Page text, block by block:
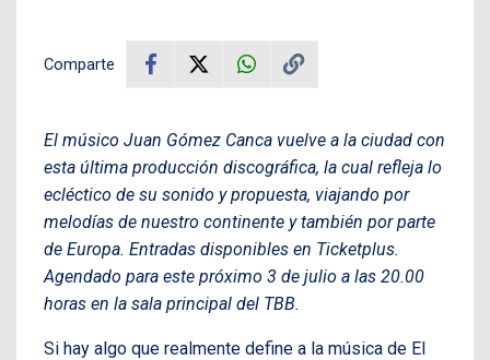
Comparte
El músico Juan Gómez Canca vuelve a la ciudad con
esta última producción discográfica, la cual refleja lo
ecléctico de su sonido y propuesta, viajando por
melodías de nuestro continente y también por parte
de Europa. Entradas disponibles en Ticketplus.
Agendado para este próximo 3 de julio a las 20.00
horas en la sala principal del TBB.
Si hay algo que realmente define a la música de El